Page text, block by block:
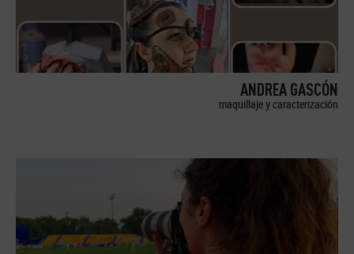
ANDREA GASCÓN
maquillaje y caracterización